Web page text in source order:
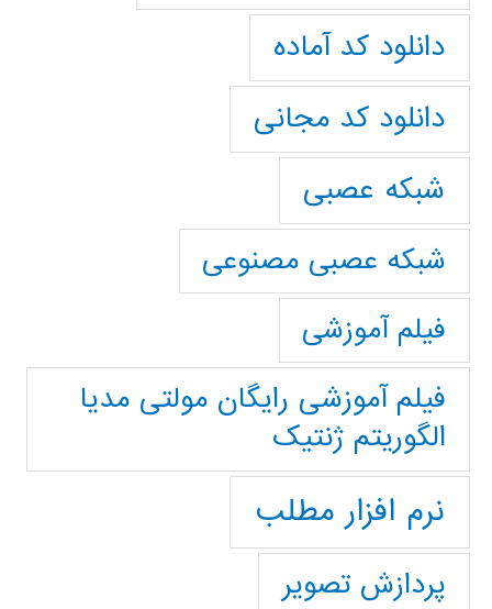
دانلود کد آماده
دانلود کد مجانی
شبکه عصبی
شبکه عصبی مصنوعی
فیلم آموزشی
فیلم آموزشی رایگان مولتی مدیا
الگوریتم ژنتیک
نرم افزار مطلب
پردازش تصویر